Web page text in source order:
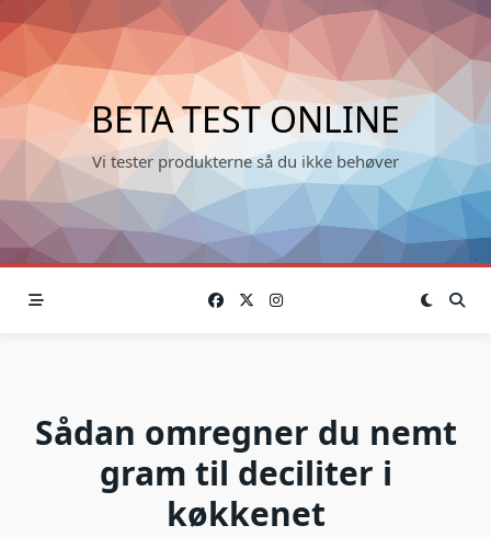
Skip
to
content
BETA TEST ONLINE
Vi tester produkterne så du ikke behøver
Sådan omregner du nemt
gram til deciliter i
køkkenet